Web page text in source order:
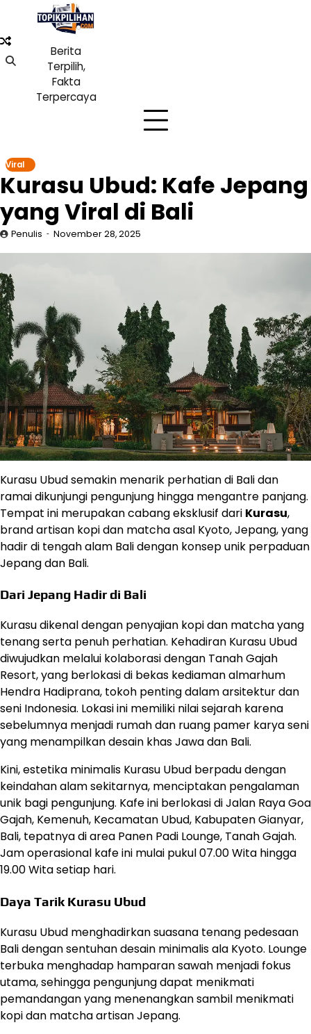
content
Berita
Terpilih,
Fakta
Terpercaya
Viral
Kurasu Ubud: Kafe Jepang
yang Viral di Bali
Penulis November 28, 2025
Kurasu Ubud semakin menarik perhatian di Bali dan
ramai dikunjungi pengunjung hingga mengantre panjang.
Tempat ini merupakan cabang eksklusif dari Kurasu,
brand artisan kopi dan matcha asal Kyoto, Jepang, yang
hadir di tengah alam Bali dengan konsep unik perpaduan
Jepang dan Bali.
Dari Jepang Hadir di Bali
Kurasu dikenal dengan penyajian kopi dan matcha yang
tenang serta penuh perhatian. Kehadiran Kurasu Ubud
diwujudkan melalui kolaborasi dengan Tanah Gajah
Resort, yang berlokasi di bekas kediaman almarhum
Hendra Hadiprana, tokoh penting dalam arsitektur dan
seni Indonesia. Lokasi ini memiliki nilai sejarah karena
sebelumnya menjadi rumah dan ruang pamer karya seni
yang menampilkan desain khas Jawa dan Bali.
Kini, estetika minimalis Kurasu Ubud berpadu dengan
keindahan alam sekitarnya, menciptakan pengalaman
unik bagi pengunjung. Kafe ini berlokasi di Jalan Raya Goa
Gajah, Kemenuh, Kecamatan Ubud, Kabupaten Gianyar,
Bali, tepatnya di area Panen Padi Lounge, Tanah Gajah.
Jam operasional kafe ini mulai pukul 07.00 Wita hingga
19.00 Wita setiap hari.
Daya Tarik Kurasu Ubud
Kurasu Ubud menghadirkan suasana tenang pedesaan
Bali dengan sentuhan desain minimalis ala Kyoto. Lounge
terbuka menghadap hamparan sawah menjadi fokus
utama, sehingga pengunjung dapat menikmati
pemandangan yang menenangkan sambil menikmati
kopi dan matcha artisan Jepang.